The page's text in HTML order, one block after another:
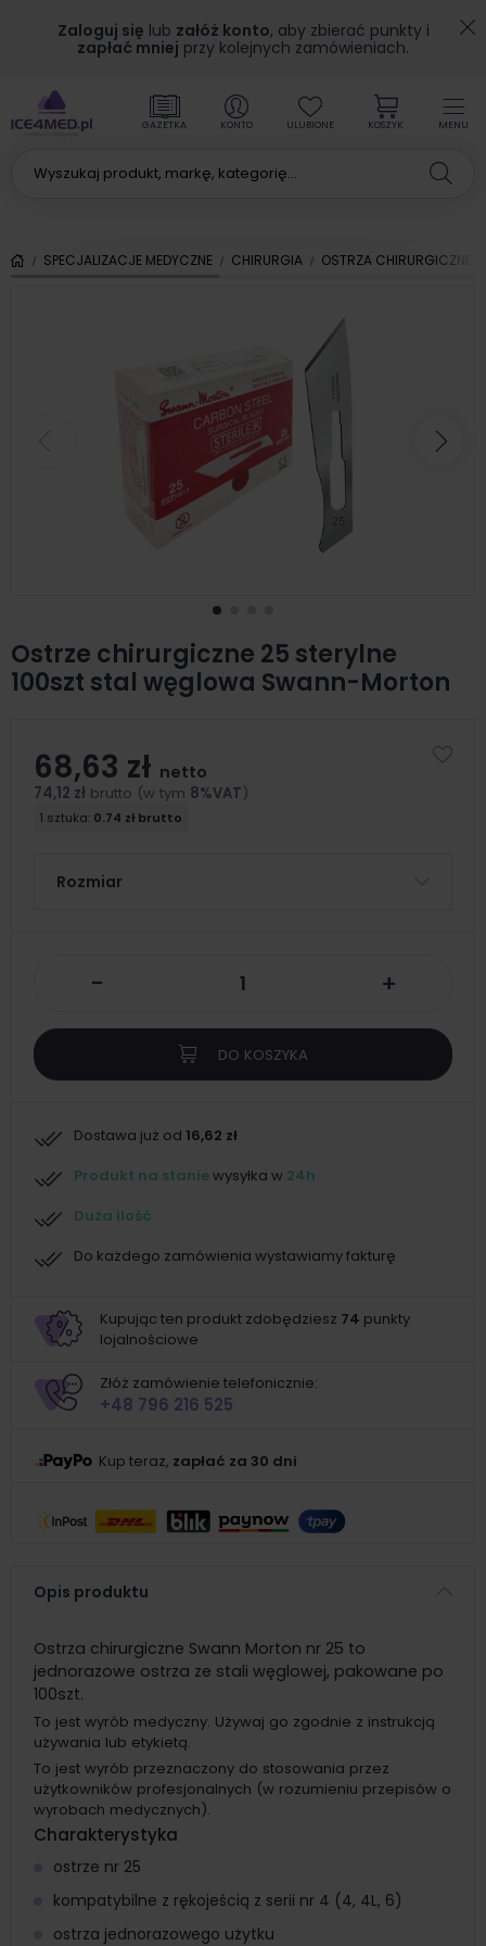
Zaloguj się lub załóż konto, aby zbierać punkty i
zapłać mniej przy kolejnych zamówieniach.
MENU
GAZETKA KONTO ULUBIONE KOSZYK
SPECJALIZACJE MEDYCZNE CHIRURGIA OSTRZA CHIRURGICZNE
Ostrze chirurgiczne 25 sterylne
100szt stal węglowa Swann-Morton
68,63 zł netto
74,12 zł brutto (w tym 8%VAT)
1 sztuka: 0.74 zł brutto
Rozmiar
- +
DO KOSZYKA
Dostawa już od 16,62 zł
Produkt na staniewysyłka w 24h
Duża ilość
Do każdego zamówienia wystawiamy fakturę
Kupując ten produkt zdobędziesz 74 punkty
lojalnościowe
Złóż zamówienie telefonicznie:
+48 796 216 525
Kup teraz, zapłać za 30 dni
Opis produktu
Ostrza chirurgiczne Swann Morton nr 25 to
jednorazowe ostrza ze stali węglowej, pakowane po
100szt.
To jest wyrób medyczny. Używaj go zgodnie z instrukcją
używania lub etykietą.
To jest wyrób przeznaczony do stosowania przez
użytkowników profesjonalnych (w rozumieniu przepisów o
wyrobach medycznych).
Charakterystyka
ostrze nr 25
kompatybilne z rękojeścią z serii nr 4 (4, 4L, 6)
ostrza jednorazowego użytku